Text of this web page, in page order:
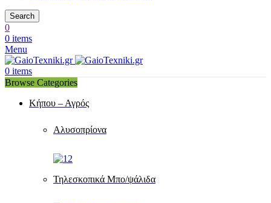
Search
0
0 items
Menu
0 items
Browse Categories
Κήπου – Αγρός
Αλυσοπρίονα
Τηλεσκοπικά Μπο/ψάλιδα